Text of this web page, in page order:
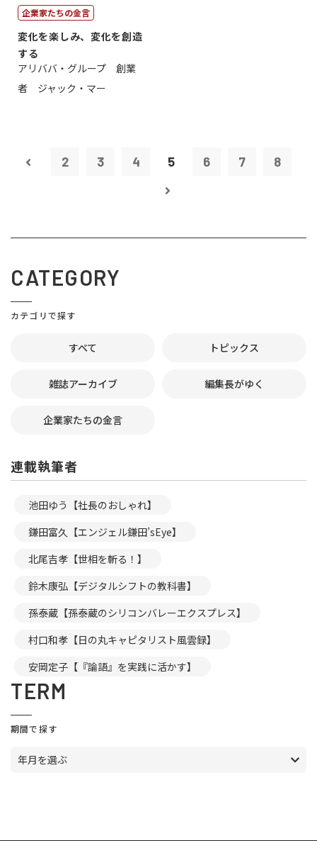
企業家たちの金言
変化を楽しみ、変化を創造
する
アリババ・グループ 創業
者 ジャック・マー
2 3 4 5 6 7 8
CATEGORY
カテゴリで探す
すべて トピックス
雑誌アーカイブ 編集長がゆく
企業家たちの金言
連載執筆者
池田ゆう【社長のおしゃれ】
鎌田富久【エンジェル鎌田’sEye】
北尾吉孝【世相を斬る！】
鈴木康弘【デジタルシフトの教科書】
孫泰蔵【孫泰蔵のシリコンバレーエクスプレス】
村口和孝【日の丸キャピタリスト風雲録】
安岡定子【『論語』を実践に活かす】
TERM
期間で探す
年月を選ぶ